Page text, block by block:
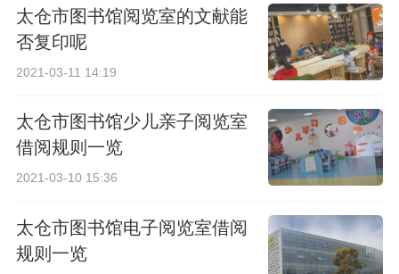
太仓市图书馆阅览室的文献能
否复印呢
2021-03-11 14:19
太仓市图书馆少儿亲子阅览室
借阅规则一览
2021-03-10 15:36
太仓市图书馆电子阅览室借阅
规则一览